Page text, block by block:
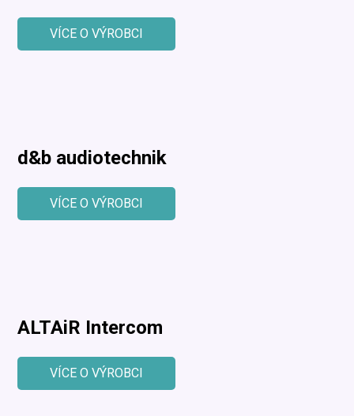
VÍCE O VÝROBCI
d&b audiotechnik
VÍCE O VÝROBCI
ALTAiR Intercom
VÍCE O VÝROBCI